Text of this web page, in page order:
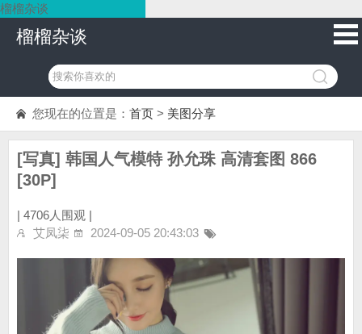
榴榴杂谈
榴榴杂谈
您现在的位置是： 首页 > 美图分享
[写真] 韩国人气模特 孙允珠 高清套图 866
[30P]
| 4706人围观 |
艾凤柒
2024-09-05 20:43:03